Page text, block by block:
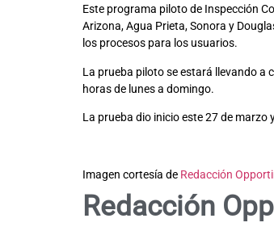
Este programa piloto de Inspección
Arizona, Agua Prieta, Sonora y
los procesos para los usuarios.
La prueba piloto se estará llevando a
horas de lunes a domingo.
La prueba dio inicio este 27 de
Imagen cortesía de Redacción
Redacción